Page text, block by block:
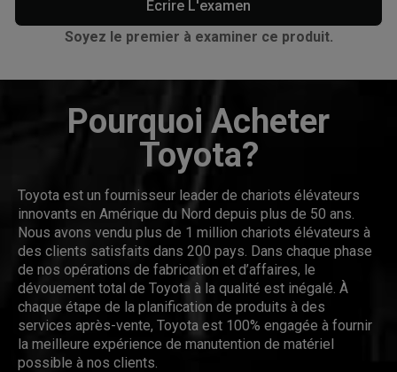
Écrire L'examen
Soyez le premier à examiner ce produit.
Pourquoi Acheter
Toyota?
Toyota est un fournisseur leader de chariots élévateurs
innovants en Amérique du Nord depuis plus de 50 ans.
Nous avons vendu plus de 1 million chariots élévateurs à
des clients satisfaits dans 200 pays. Dans chaque phase
de nos opérations de fabrication et d’affaires, le
dévouement total de Toyota à la qualité est inégalé. À
chaque étape de la planification de produits à des
services après-vente, Toyota est 100% engagée à fournir
la meilleure expérience de manutention de matériel
possible à nos clients.